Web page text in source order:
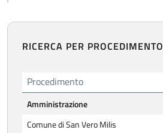
RICERCA PER PROCEDIMENTO
Procedimento
Amministrazione